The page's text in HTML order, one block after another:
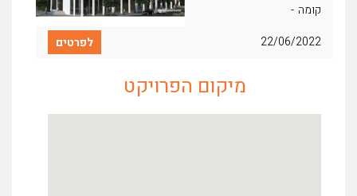
קומה -
22/06/2022
מיקום הפרויקט